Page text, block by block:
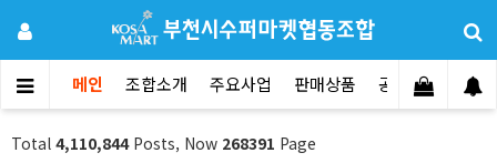
메인 조합소개 주요사업 판매상품 공지사항 문
Total 4,110,844Posts, Now 268391 Page